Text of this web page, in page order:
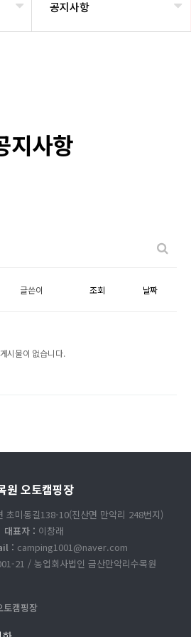
공지사항
지사항
글쓴이 조회 날짜
게시물이 없습니다.
원 오토캠핑장
초미동길138-10(진산면 만악리 248번지)
대표자 : 이창래
: camping1001@naver.com
21 / 농업회사법인 금산만악리수목원
토캠핑장